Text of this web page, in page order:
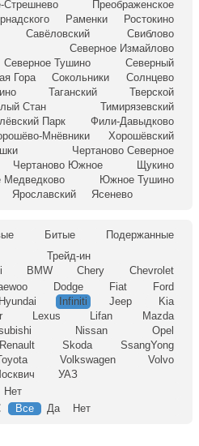
Стрешнево
Преображенское
Раменки
Ростокино
Савёловский
Свиблово
Северное Измайлово
Северное Тушино
Северный
Гора Сокольники
Солнцево
Таганский
Тверской
Стан
Тимирязевский
Парк
Фили-Давыдково
Мнёвники
Хорошёвский
Чертаново Северное
Чертаново Южное
Щукино
Южное Тушино
Ярославский Ясенево
Битые
Подержанные
Трейд-ин
BMW Chery
Chevrolet
Dodge Fiat
Ford
Hyundai Infiniti Jeep
Kia
Lexus Lifan
Mazda
Nissan
Opel
Renault Skoda
SsangYong
Volkswagen
Volvo
УАЗ
Нет
Все Да Нет